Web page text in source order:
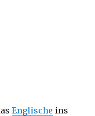
Englische ins